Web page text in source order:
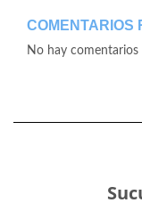
COMENTARIOS
No hay comentarios